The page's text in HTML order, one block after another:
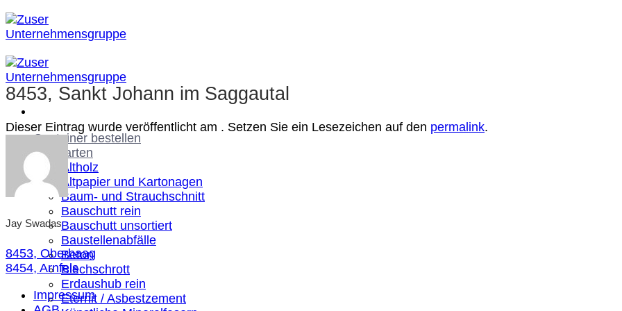
Zum
Inhalt
springen
Container bestellen
Abfallarten
Altholz
Altpapier und Kartonagen
Baum- und Strauchschnitt
Bauschutt rein
Bauschutt unsortiert
Baustellenabfälle
Beton
Blechschrott
Erdaushub rein
Eternit / Asbestzement
8453, Sankt Johann im Saggautal
Dieser Eintrag wurde veröffentlicht am . Setzen Sie ein Lesezeichen auf den permalink.
Jay Swadas
8453, Oberhaag
8454, Arnfels
Impressum